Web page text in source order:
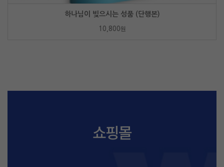
하나님이 빚으시는 성품 (단행본)
10,800원
쇼핑몰